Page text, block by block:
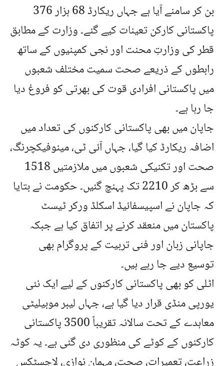
بن کر سامنے آیا ہے جہاں ریکارڈ 68 ہزار 376
پاکستانی کارکن تعینات کیے گئے۔ وزارت کے مطابق
قطر کی وزارتِ محنت اور نجی کمپنیوں کے ساتھ
رابطوں کے ذریعے صحت سمیت مختلف شعبوں
میں پاکستانی افرادی قوت کی بھرتی کو فروغ دیا
جا رہا ہے۔
جاپان میں بھی پاکستانی کارکنوں کی تعداد میں
اضافہ ریکارڈ کیا گیا، جہاں آئی ٹی، مینوفیکچرنگ،
صحت اور تکنیکی شعبوں میں ملازمتیں 1518
سے بڑھ کر 2210 تک پہنچ گئیں۔ حکومت نے بتایا
کہ جاپان نے اسپیسفائیڈ اسکلڈ ورکر ٹیسٹ
پاکستان میں منعقد کرنے پر اتفاق کیا ہے جبکہ
جاپانی زبان اور فنی تربیت کے پروگرام بھی
توسیع دیے جا رہے ہیں۔
اٹلی کو بھی پاکستانی کارکنوں کے لیے ایک نئی
یورپی منڈی قرار دیا گیا ہے، جہاں لیبر موبیلیٹی
معاہدے کے تحت سالانہ تقریباً 3500 پاکستانی
کارکنوں کے کوٹے کی منظوری دی گئی ہے۔ یہ کوٹہ